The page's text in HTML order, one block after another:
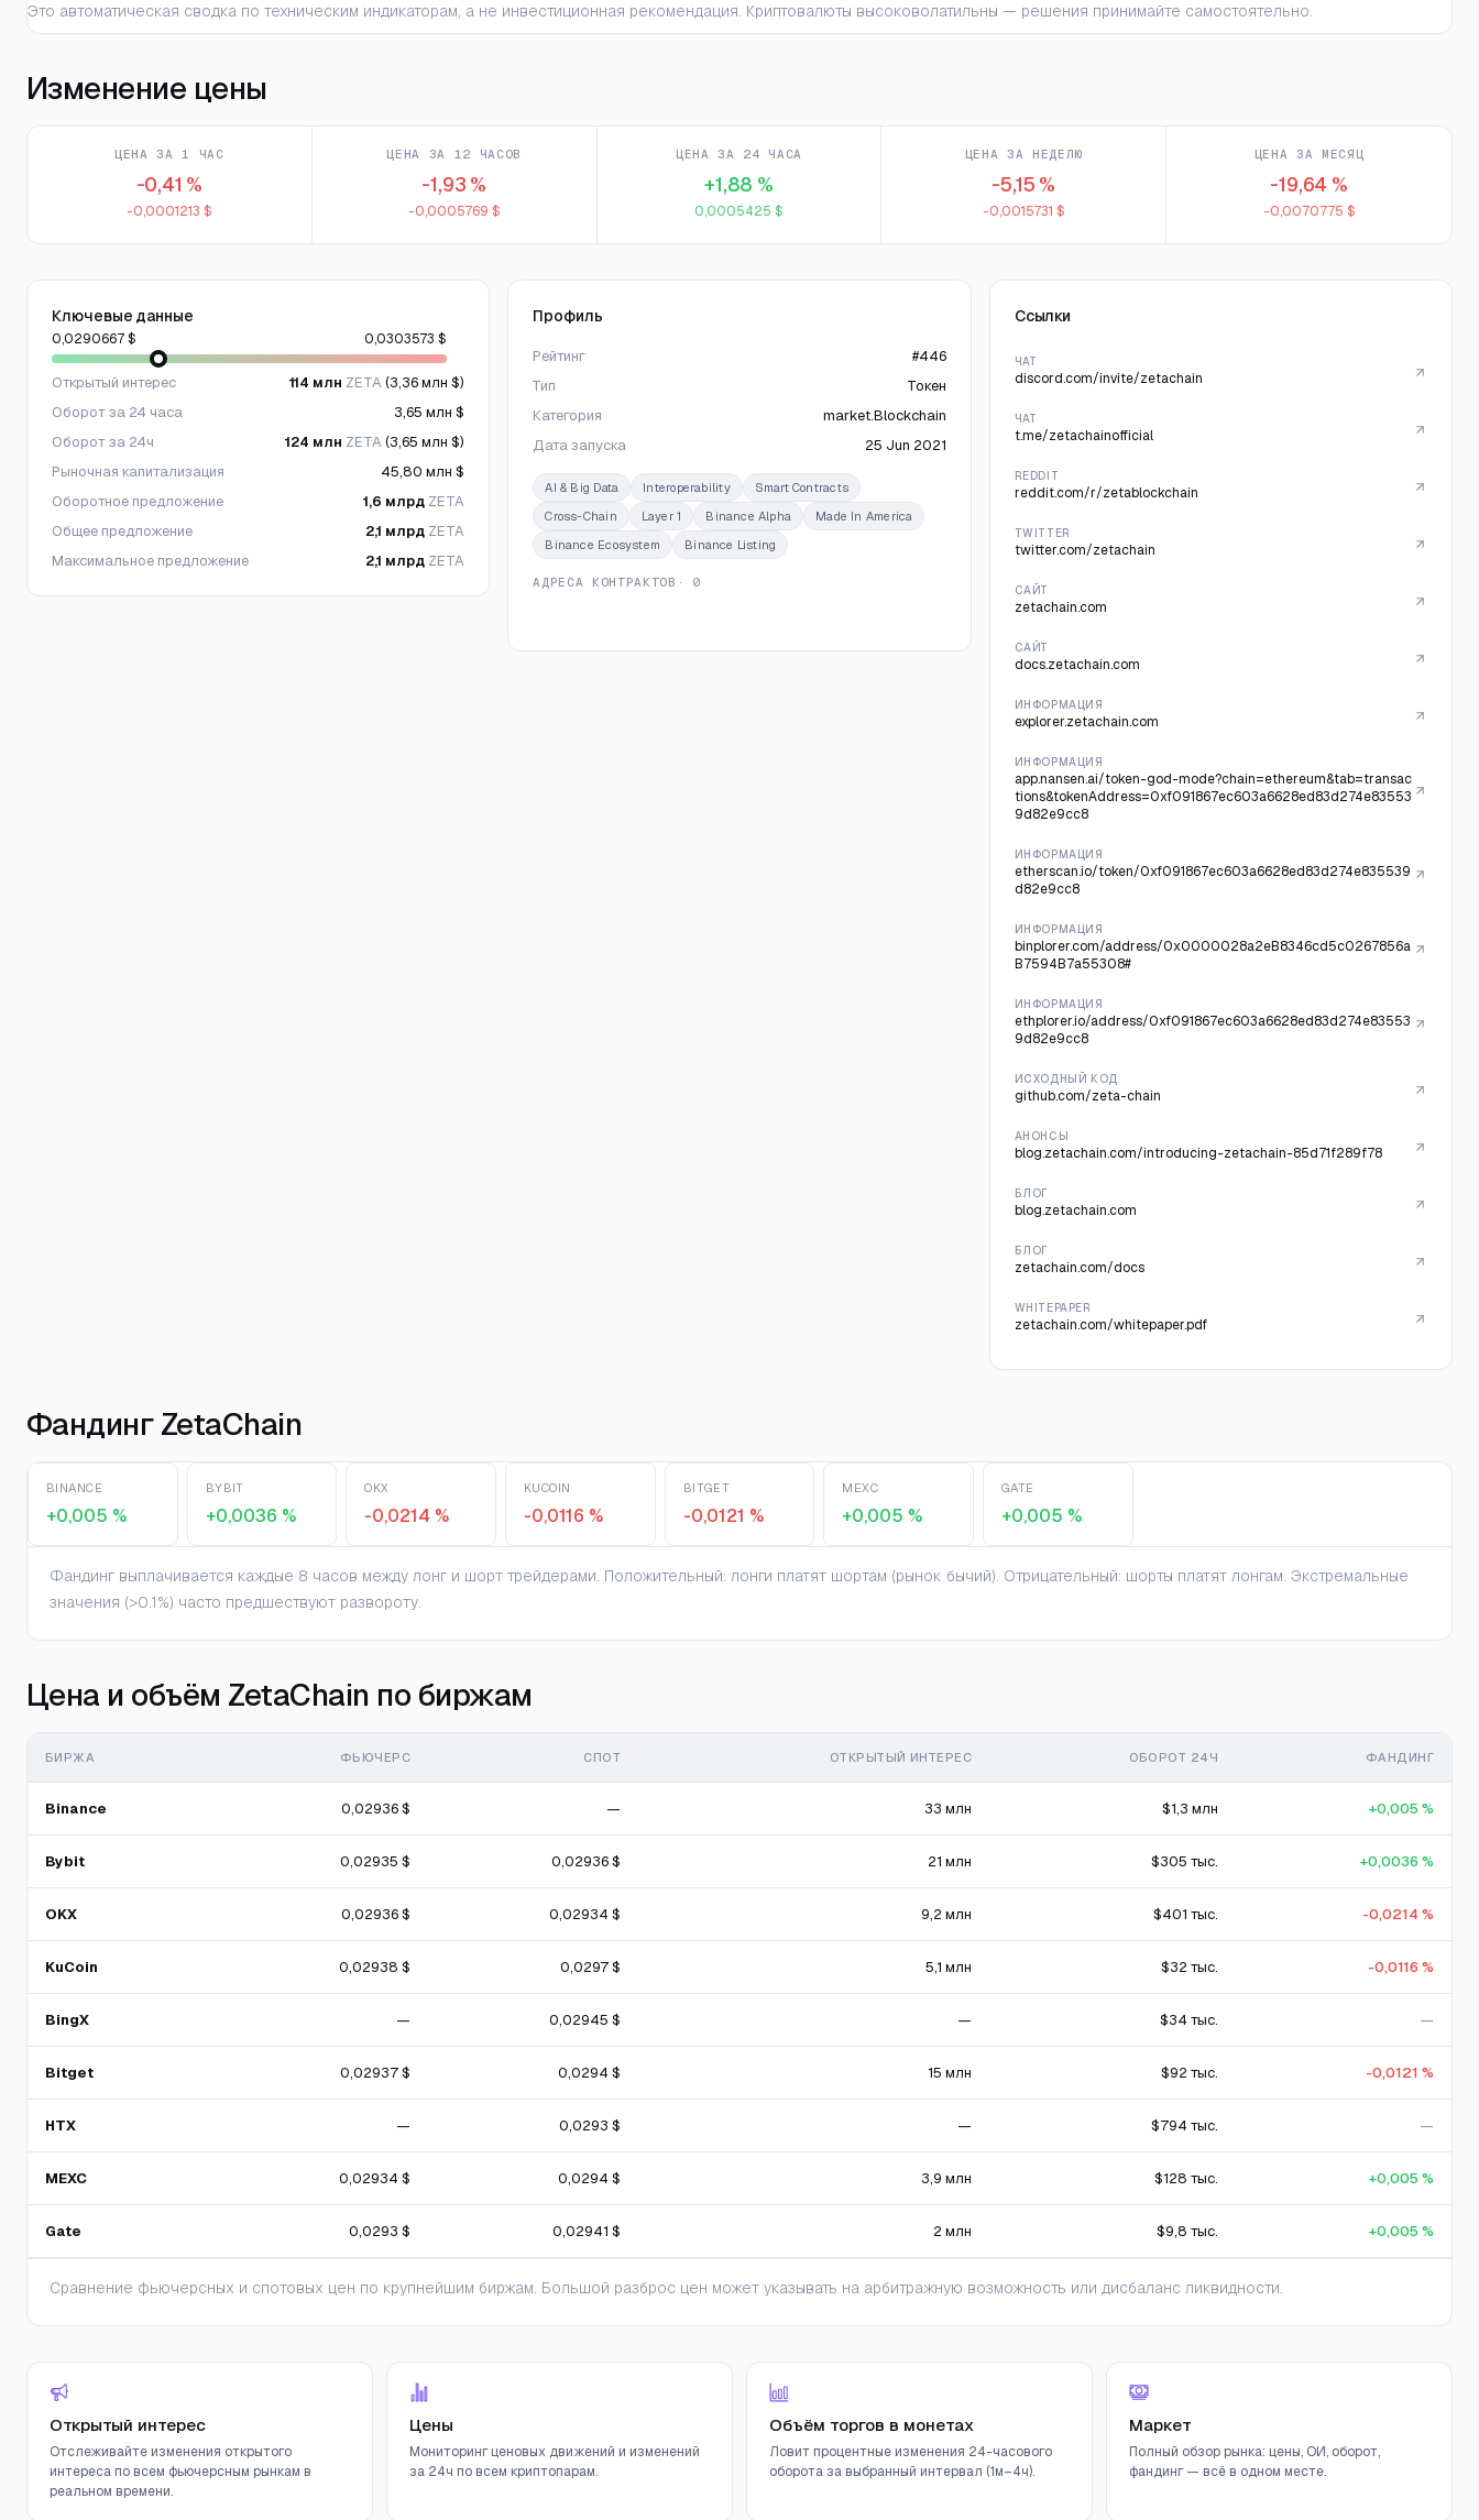
Это автоматическая сводка по техническим индикаторам, а не инвестиционная рекомендация. Криптовалюты высоковолатильны — решения принимайте самостоятельно.
Изменение цены
ЦЕНА ЗА 1 ЧАС
-0,41 %
-0,0001213 $
ЦЕНА ЗА 12 ЧАСОВ
-1,93 %
-0,0005769 $
ЦЕНА ЗА 24 ЧАСА
+1,88 %
0,0005425 $
ЦЕНА ЗА НЕДЕЛЮ
-5,15 %
-0,0015731 $
ЦЕНА ЗА МЕСЯЦ
-19,64 %
-0,0070775 $
Ключевые данные
0,0290667 $ 0,0303573 $
Открытый интерес 114 млн ZETA(3,36 млн $)
Оборот за 24 часа
3,65 млн $
Оборот за 24ч
124 млн ZETA(3,65 млн $)
Рыночная капитализация
45,80 млн $
Оборотное предложение
1,6 млрд ZETA
Общее предложение
2,1 млрд ZETA
Максимальное предложение
2,1 млрд ZETA
Профиль
Рейтинг
#446
Тип
Токен
Категория
market.Blockchain
Дата запуска
25 Jun 2021
AI & Big Data Interoperability
Smart Contracts
Cross-Chain
Layer 1 Binance Alpha
Made In America
Binance Ecosystem
Binance Listing
АДРЕСА КОНТРАКТОВ · 0
Ссылки
ЧАТ
discord.com/invite/zetachain
ЧАТ
t.me/zetachainofficial
REDDIT
reddit.com/r/zetablockchain
TWITTER
twitter.com/zetachain
САЙТ
zetachain.com
САЙТ
docs.zetachain.com
ИНФОРМАЦИЯ
explorer.zetachain.com
ИНФОРМАЦИЯ
app.nansen.ai/token-god-mode?chain=ethereum&tab=transac
tions&tokenAddress=0xf091867ec603a6628ed83d274e83553
9d82e9cc8
ИНФОРМАЦИЯ
etherscan.io/token/0xf091867ec603a6628ed83d274e835539
d82e9cc8
ИНФОРМАЦИЯ
binplorer.com/address/0x0000028a2eB8346cd5c0267856a
B7594B7a55308#
ИНФОРМАЦИЯ
ethplorer.io/address/0xf091867ec603a6628ed83d274e83553
9d82e9cc8
ИСХОДНЫЙ КОД
github.com/zeta-chain
АНОНСЫ
blog.zetachain.com/introducing-zetachain-85d71f289f78
БЛОГ
blog.zetachain.com
БЛОГ
zetachain.com/docs
WHITEPAPER
zetachain.com/whitepaper.pdf
Фандинг ZetaChain
BINANCE
+0,005 %
BYBIT
+0,0036 %
OKX
-0,0214 %
KUCOIN
-0,0116 %
BITGET
-0,0121 %
MEXC
+0,005 %
GATE
+0,005 %
Фандинг выплачивается каждые 8 часов между лонг и шорт трейдерами. Положительный: лонги платят шортам (рынок бычий). Отрицательный: шорты платят лонгам. Экстремальные
значения (>0.1%) часто предшествуют развороту.
Цена и объём ZetaChain по биржам
БИРЖА ФЬЮЧЕРС СПОТ ОТКРЫТЫЙ ИНТЕРЕС ОБОРОТ 24Ч ФАНДИНГ
Binance 0,02936 $ — 33 млн $1,3 млн +0,005 %
Bybit 0,02935 $ 0,02936 $ 21 млн $305 тыс. +0,0036 %
OKX 0,02936 $ 0,02934 $ 9,2 млн $401 тыс. -0,0214 %
KuCoin 0,02938 $ 0,0297 $ 5,1 млн $32 тыс. -0,0116 %
BingX — 0,02945 $ — $34 тыс. —
Bitget 0,02937 $ 0,0294 $ 15 млн $92 тыс. -0,0121 %
HTX — 0,0293 $ — $794 тыс. —
MEXC 0,02934 $ 0,0294 $ 3,9 млн $128 тыс. +0,005 %
Gate 0,0293 $ 0,02941 $ 2 млн $9,8 тыс. +0,005 %
Сравнение фьючерсных и спотовых цен по крупнейшим биржам. Большой разброс цен может указывать на арбитражную возможность или дисбаланс ликвидности.
Открытый интерес
Отслеживайте изменения открытого
интереса по всем фьючерсным рынкам в
реальном времени.
Цены
Мониторинг ценовых движений и изменений
за 24ч по всем криптопарам.
Объём торгов в монетах
Ловит процентные изменения 24-часового
оборота за выбранный интервал (1м–4ч).
Маркет
Полный обзор рынка: цены, ОИ, оборот,
фандинг — всё в одном месте.